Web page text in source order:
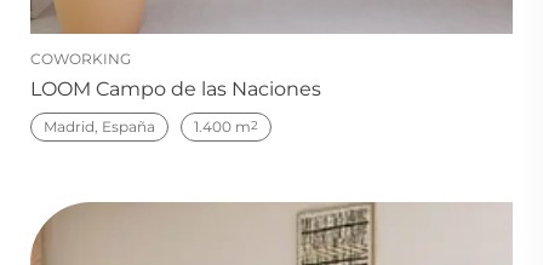
COWORKING
LOOM Campo de las Naciones
Madrid, España 1.400 m2